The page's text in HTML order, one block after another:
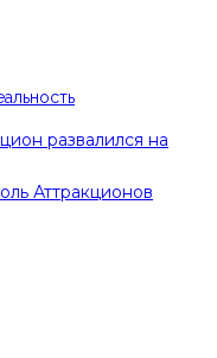
развалился на
Аттракционов